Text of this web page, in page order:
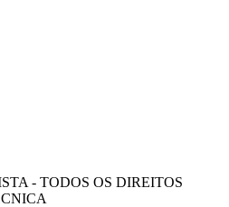
- TODOS OS DIREITOS